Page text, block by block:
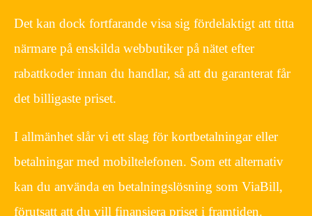
Det kan dock fortfarande visa sig fördelaktigt att titta
närmare på enskilda webbutiker på nätet efter
rabattkoder innan du handlar, så att du garanterat får
det billigaste priset.
I allmänhet slår vi ett slag för kortbetalningar eller
betalningar med mobiltelefonen. Som ett alternativ
kan du använda en betalningslösning som ViaBill,
förutsatt att du vill finansiera priset i framtiden.